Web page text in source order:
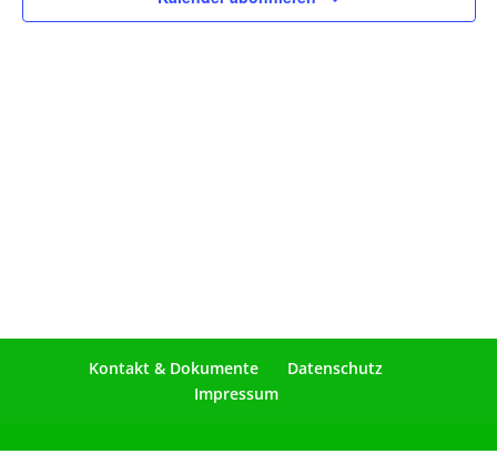
Kontakt & Dokumente
Datenschutz
Impressum